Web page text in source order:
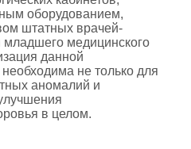
оборудованием,
штатных врачей-
младшего медицинского
данной
не только для
аномалий и
в целом.